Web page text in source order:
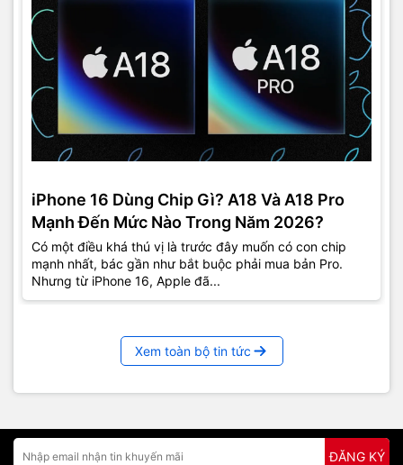
iPhone 16 Dùng Chip Gì? A18 Và A18 Pro
Mạnh Đến Mức Nào Trong Năm 2026?
Có một điều khá thú vị là trước đây muốn có con chip
mạnh nhất, bác gần như bắt buộc phải mua bản Pro.
Nhưng từ iPhone 16, Apple đã...
Xem toàn bộ tin tức
ĐĂNG KÝ